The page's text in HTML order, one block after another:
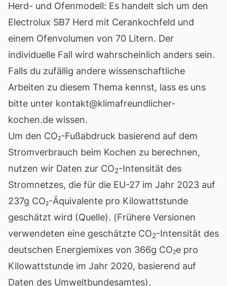
Herd- und Ofenmodell: Es handelt sich um den
Electrolux SB7 Herd mit Cerankochfeld und
einem Ofenvolumen von 70 Litern. Der
individuelle Fall wird wahrscheinlich anders sein.
Falls du zufällig andere wissenschaftliche
Arbeiten zu diesem Thema kennst, lass es uns
bitte unter kontakt@klimafreundlicher-
kochen.de wissen.
Um den CO₂-Fußabdruck basierend auf dem
Stromverbrauch beim Kochen zu berechnen,
nutzen wir Daten zur CO2-Intensität des
Stromnetzes, die für die EU-27 im Jahr 2023 auf
237g CO₂-Äquivalente pro Kilowattstunde
geschätzt wird (Quelle). (Frühere Versionen
verwendeten eine geschätzte CO2-Intensität des
deutschen Energiemixes von 366g CO₂e pro
Kilowattstunde im Jahr 2020, basierend auf
Daten des Umweltbundesamtes).